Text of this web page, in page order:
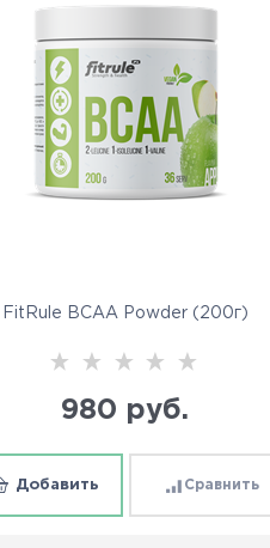
FitRule BCAA Powder (200г)
980 руб.
Добавить Сравнить